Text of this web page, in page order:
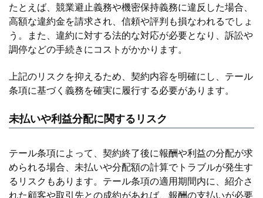
たとえば、競業避止義務や機密保持義務に違反した場合、
高額な違約金を請求され、信頼や評判も損なわれるでしょ
う。また、違約に対する法的な対応が必要となり、訴訟や
調停などの手続きにコストがかかります。
上記のリスクを抑えるため、契約内容を明確にし、テール
条項に基づく義務を確実に履行する必要があります。
未払いや利益分配に関するリスク
テール条項によって、契約終了後に報酬や利益の分配が求
められる場合、未払いや分配額の計算でトラブルが発生す
るリスクもあります。テール条項の適用期間内に、紹介さ
れた顧客や取引先との成約があれば、報酬の支払いが必要